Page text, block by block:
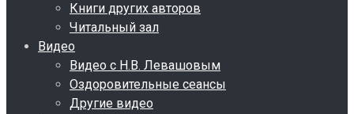
Книги других авторов
Читальный зал
Видео
Видео с Н.В. Левашовым
Оздоровительные сеансы
Другие видео